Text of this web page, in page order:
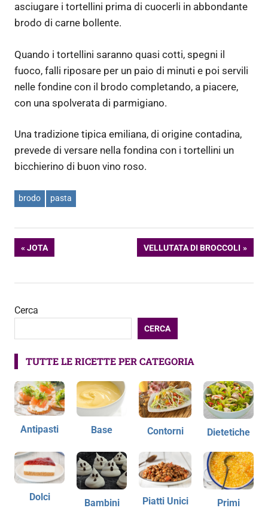
asciugare i tortellini prima di cuocerli in abbondante
brodo di carne bollente.
Quando i tortellini saranno quasi cotti, spegni il
fuoco, falli riposare per un paio di minuti e poi servili
nelle fondine con il brodo completando, a piacere,
con una spolverata di parmigiano.
Una tradizione tipica emiliana, di origine contadina,
prevede di versare nella fondina con i tortellini un
bicchierino di buon vino roso.
brodo pasta
Navigazione
ARTICOLO
JOTA
ARTICOLO
VELLUTATA DI BROCCOLI
Cerca
CERCA
TUTTE LE RICETTE PER CATEGORIA
Antipasti Base Contorni Dietetiche
Dolci
Bambini Piatti Unici Primi